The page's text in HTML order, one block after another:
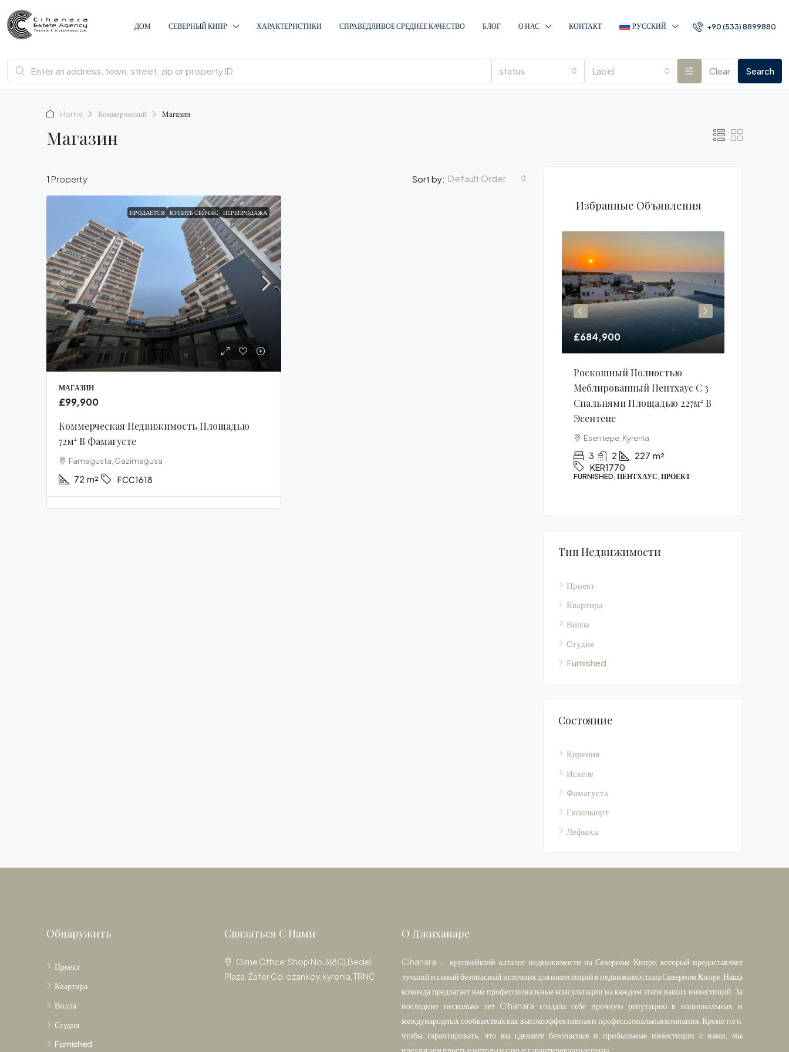
ДОМ СЕВЕРНЫЙ КИПР ХАРАКТЕРИСТИКИ СПРАВЕДЛИВОЕ СРЕДНЕЕ КАЧЕСТВО БЛОГ О НАС КОНТАКТ РУССКИЙ +90 (533) 8899880
status Label Clear Search
Home Коммерческий Магазин
Магазин
1 Property Sort by: Default Order
ПРОДАЕТСЯ КУПИТЬ СЕЙЧАС ПЕРЕПРОДАЖА
МАГАЗИН
£99,900
Коммерческая Недвижимость Площадью
72м² В Фамагусте
Famagusta, Gazimağusa
72 m² FCC1618
Избранные Объявления
£380
Меблированная Уютная
£684,900
Роскошный Полностью
Меблированный Пентхаус С 3
Спальнями Площадью 227м² В
Эсентепе
Esentepe, Kyrenia
3 2 227 m²
KER1770
FURNISHED, ПЕНТХАУС, ПРОЕКТ
Тип Недвижимости
Проект
Квартира
Вилла
Студия
Furnished
Состояние
Кирения
Искеле
Фамагуста
Гюзельюрт
Лефкоса
Обнаружить
Проект
Квартира
Вилла
Студия
Furnished
Связаться С Нами
Girne Office: Shop No.3(8C),Bedel
Plaza, Zafer Cd, ozankoy, kyrenia, TRNC
О Джиханаре
Cihanara — крупнейший каталог недвижимости на Северном Кипре, который предоставляет
лучший и самый безопасный источник для инвестиций в недвижимость на Северном Кипре. Наша
команда предлагает вам профессиональные консультации на каждом этапе ваших инвестиций. За
последние несколько лет Cihanara создала себе прочную репутацию в национальных и
международных сообществах как высокоэффективная и профессиональная компания. Кроме того,
чтобы гарантировать, что вы сделаете безопасные и прибыльные инвестиции с нами, мы
предлагаем простые методы и самые гарантированные цены.